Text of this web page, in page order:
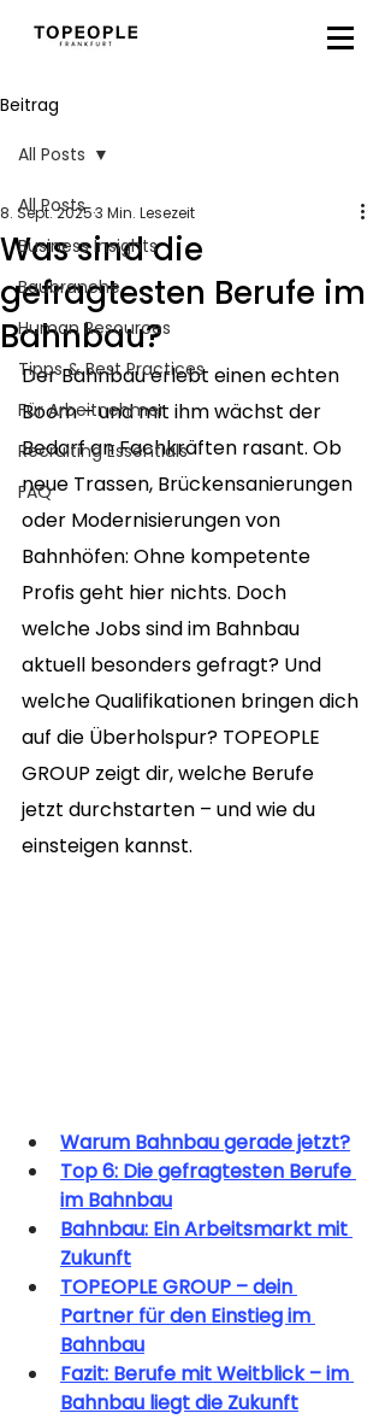
Beitrag
All Posts
Business Insights
Baubranche
Human Resources
Tipps & Best Practices
Für Arbeitnehmer
Recruiting Essentials
FAQ
All Posts
Was sind die
gefragtesten Berufe im
Bahnbau?
8. Sept. 20253 Min. Lesezeit
Der Bahnbau erlebt einen echten
Boom – und mit ihm wächst der
Bedarf an Fachkräften rasant. Ob
neue Trassen, Brückensanierungen
oder Modernisierungen von
Bahnhöfen: Ohne kompetente
Profis geht hier nichts. Doch
welche Jobs sind im Bahnbau
aktuell besonders gefragt? Und
welche Qualifikationen bringen dich
auf die Überholspur? TOPEOPLE
GROUP zeigt dir, welche Berufe
jetzt durchstarten – und wie du
einsteigen kannst.
Warum Bahnbau gerade jetzt?
Top 6: Die gefragtesten Berufe
im Bahnbau
Bahnbau: Ein Arbeitsmarkt mit
Zukunft
TOPEOPLE GROUP – dein
Partner für den Einstieg im
Bahnbau
Fazit: Berufe mit Weitblick – im
Bahnbau liegt die Zukunft